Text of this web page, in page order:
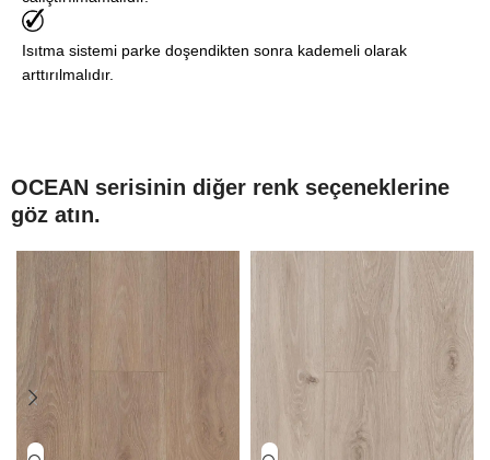
Isıtma sistemi parke doşendikten sonra kademeli olarak
arttırılmalıdır.
OCEAN serisinin diğer renk seçeneklerine
göz atın.